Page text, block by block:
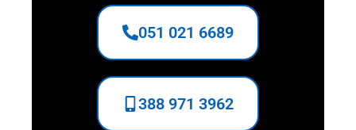
051 021 6689
388 971 3962